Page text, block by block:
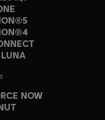
NOW